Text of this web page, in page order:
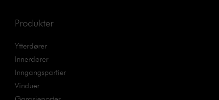
Produkter
Ytterdører
Innerdører
Inngangspartier
Vinduer